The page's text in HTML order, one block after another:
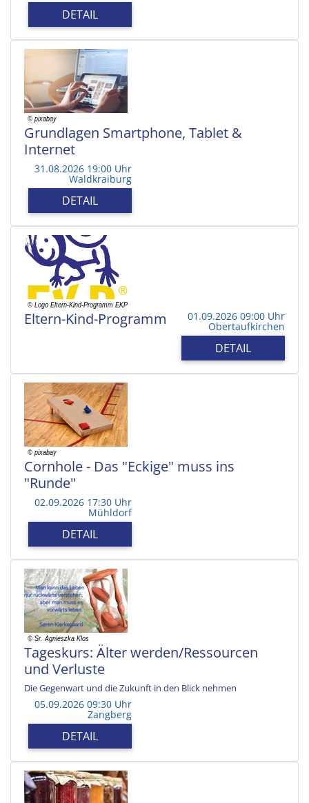
DETAIL
Grundlagen Smartphone, Tablet &
Internet
31.08.2026 19:00 Uhr
Waldkraiburg
DETAIL
Eltern-Kind-Programm 01.09.2026 09:00 Uhr
Obertaufkirchen
DETAIL
Cornhole - Das "Eckige" muss ins
"Runde"
02.09.2026 17:30 Uhr
Mühldorf
DETAIL
Tageskurs: Älter werden/Ressourcen
und Verluste
Die Gegenwart und die Zukunft in den Blick nehmen
05.09.2026 09:30 Uhr
Zangberg
DETAIL